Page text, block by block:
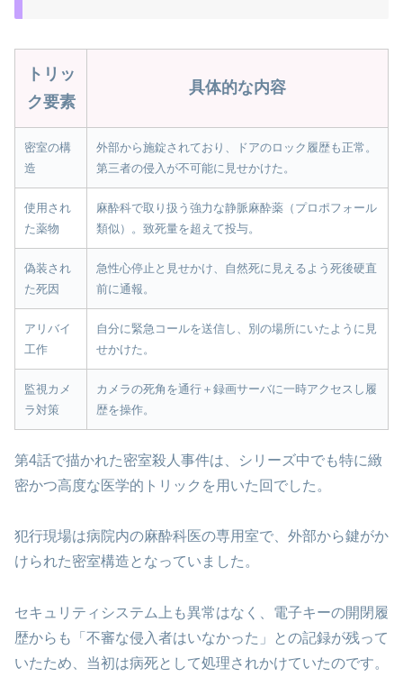
トリッ
ク要素
具体的な内容
密室の構
造
外部から施錠されており、ドアのロック履歴も正常。
第三者の侵入が不可能に見せかけた。
使用され
た薬物
麻酔科で取り扱う強力な静脈麻酔薬（プロポフォール
類似）。致死量を超えて投与。
偽装され
た死因
急性心停止と見せかけ、自然死に見えるよう死後硬直
前に通報。
アリバイ
工作
自分に緊急コールを送信し、別の場所にいたように見
せかけた。
監視カメ
ラ対策
カメラの死角を通行＋録画サーバに一時アクセスし履
歴を操作。
第4話で描かれた密室殺人事件は、シリーズ中でも特に緻
密かつ高度な医学的トリックを用いた回でした。
犯行現場は病院内の麻酔科医の専用室で、外部から鍵がか
けられた密室構造となっていました。
セキュリティシステム上も異常はなく、電子キーの開閉履
歴からも「不審な侵入者はいなかった」との記録が残って
いたため、当初は病死として処理されかけていたのです。